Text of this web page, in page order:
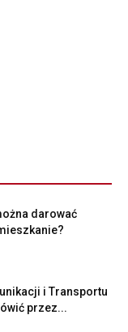
darować
i Transportu
przez...